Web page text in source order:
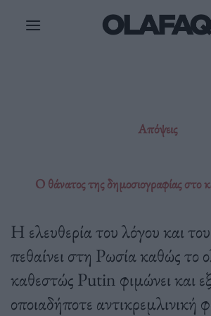
Απόψεις
Ο θάνατος της δημοσιογραφίας στο
Η ελευθερία του λόγου και
πεθαίνει στη Ρωσία καθώς το
καθεστώς Putin φιμώνει και
οποιαδήποτε αντικρεμλινική